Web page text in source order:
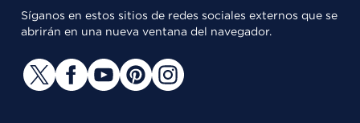
Síganos en estos sitios de redes sociales externos que se
abrirán en una nueva ventana del navegador.